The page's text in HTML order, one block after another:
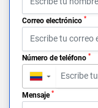
Correo electrónico *
Número de teléfono *
▼
Mensaje *